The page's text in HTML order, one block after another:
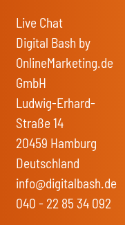
Live Chat
Digital Bash by
OnlineMarketing.de
GmbH
Ludwig-Erhard-
Straße 14
20459 Hamburg
Deutschland
info@digitalbash.de
040 - 22 85 34 092